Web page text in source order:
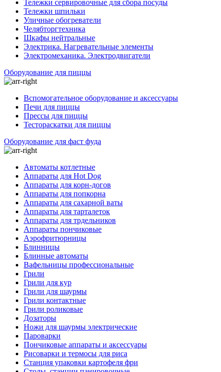
Тележки сервировочные для сбора посуды
Тележки шпильки
Уличные обогреватели
Челябторгтехника
Шкафы нейтральные
Электрика. Нагревательные элементы
Электромеханика. Электродвигатели
Оборудование для пиццы
Вспомогательное оборудование и аксессуары
Печи для пиццы
Прессы для пиццы
Тестораскатки для пиццы
Оборудование для фаст фуда
Автоматы котлетные
Аппараты для Hot Dog
Аппараты для корн-догов
Аппараты для попкорна
Аппараты для сахарной ваты
Аппараты для тарталеток
Аппараты для трдельников
Аппараты пончиковые
Аэрофритюрницы
Блинницы
Блинные автоматы
Вафельницы профессиональные
Грили
Грили для кур
Грили для шаурмы
Грили контактные
Грили роликовые
Дозаторы
Ножи для шаурмы электрические
Пароварки
Пончиковые аппараты и аксессуары
Рисоварки и термосы для риса
Станция упаковки картофеля фри